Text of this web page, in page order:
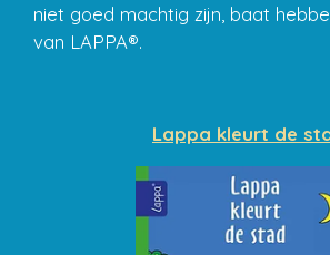
niet goed machtig zijn, baat
van LAPPA®.
Lappa kleurt de